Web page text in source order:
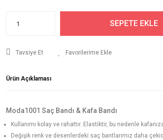
SEPETE EKLE
Tavsiye Et
Ürün Açıklaması
Moda1001 Saç Bandı & Kafa Bandı
Kullanımı kolay ve rahattır. Elastiktir, bu nedenle
Değişik renk ve desenlerdeki saç bantlarımız daha